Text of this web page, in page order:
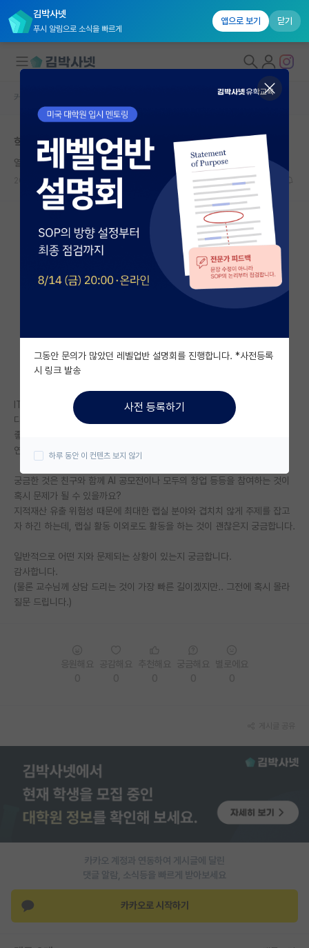
김박사넷
푸시 알림으로 소식을 빠르게
앱으로 보기 닫기
대학원생 모집
국내대학원 정보
연구실&오픈랩
커뮤니티
커뮤니티 홈
전체글보기
베스트 게시판
자유 게시판(아무개랩)
미국 유학 게시판
미국 대학원 합격 후기 게시판
대학원생 모집 게시판
연구실(PI) 홍보 게시판
석박사 채용 정보 게시판
임용 정보 게시판
학부 인턴 게시판
취업 게시판
임용 후기 게시판
장학금/장학생 게시판
학술 정보 게시판
홍보 게시판
이벤트
반도체 아카데미
커뮤니티 홈
학부 연구생이 창업대회나 공모전등등 참가
열정적인 라이프니츠
2026.04.22 0 602
IT분야로 학부 연구생으로 들어온지 3개월 정도가 되어가고 있는 학생입니
다.
좋은 랩실에 들어오게 되어 감사하게도 개인적인 연구 및 공부만 하는데도
연구비(5x)를 받고 있습니다.
궁금한 것은 친구와 함께 AI 공모전이나 모두의 창업 등등을 참여하는 것이
혹시 문제가 될 수 있을까요?
지적재산 유출 위험성 때문에 최대한 랩실 분야와 겹치치 않게 주제를 잡고
자 하긴 하는데, 랩실 활동 이외로도 활동을 하는 것이 괜찮은지 궁금합니다.
일반적으로 어떤 지와 문제되는 상황이 있는지 궁금합니다.
감사합니다.
(물론 교수님께 상담 드리는 것이 가장 빠른 길이겠지만.. 그전에 혹시 몰라
질문 드립니다.)
카카오 계정과 연동하여 게시글에 달린
댓글 알람, 소식등을 빠르게 받아보세요
카카오로 시작하기
그동안 문의가 많았던 레벨업반 설명회를 진행합니다. *사전등록
시 링크 발송
사전 등록하기
하루 동안 이 컨텐츠 보지 않기